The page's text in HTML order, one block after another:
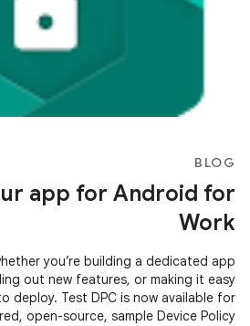
BLOG
app for Android for
Work
you’re building a dedicated app
out new features, or making it easy
deploy. Test DPC is now available for
open-source, sample Device Policy